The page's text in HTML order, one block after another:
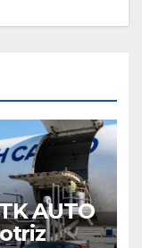
AUTO